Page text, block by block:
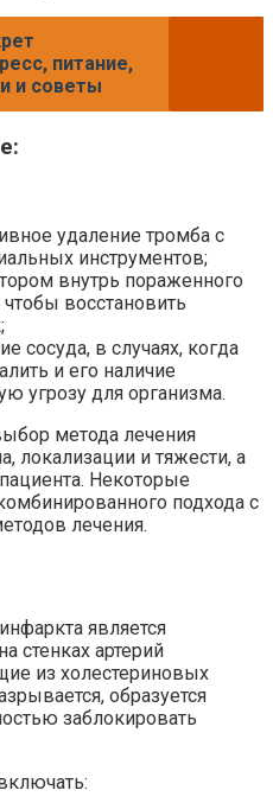
питание,
и советы
удаление тромба с
инструментов;
внутрь пораженного
чтобы восстановить
сосуда, в случаях, когда
и его наличие
угрозу для организма.
метода лечения
локализации и тяжести, а
Некоторые
подхода с
лечения.
является
стенках артерий
из холестериновых
образуется
заблокировать